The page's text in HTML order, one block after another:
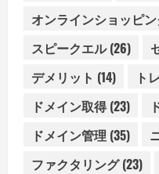
オンラインショッピ
スピークエル(26)
デメリット (14) ト
ドメイン取得(23)
ドメイン管理 (35)
ファクタリング(23)